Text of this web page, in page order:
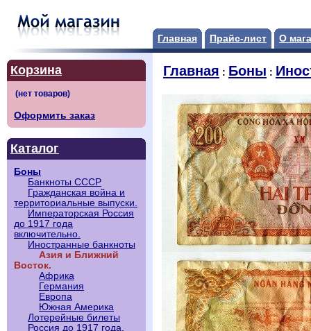
Главная Прайс-лист О
Корзина
Оформить заказ
Каталог
Боны
Банкноты СССР
Гражданская война и
территориальные выпуски.
Императорская Россия
до 1917 года
включительно.
Иностранные банкноты
Азия и Ближний
Восток.
Африка
Германия
Европа
Южная Америка
Лотерейные билеты
Россия до 1917 года,
Главная : Боны :